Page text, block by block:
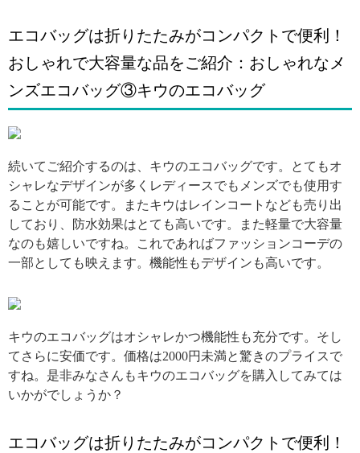
エコバッグは折りたたみがコンパクトで便利！
おしゃれで大容量な品をご紹介：おしゃれなメ
ンズエコバッグ③キウのエコバッグ
引用: https://img5.zozo.jp/goodsimages/026/29552026/29552026B_164_D_215.jpg
続いてご紹介するのは、キウのエコバッグです。とてもオ
シャレなデザインが多くレディースでもメンズでも使用す
ることが可能です。またキウはレインコートなども売り出
しており、防水効果はとても高いです。また軽量で大容量
なのも嬉しいですね。これであればファッションコーデの
一部としても映えます。機能性もデザインも高いです。
キウのエコバッグはオシャレかつ機能性も充分です。そし
てさらに安価です。価格は2000円未満と驚きのプライスで
すね。是非みなさんもキウのエコバッグを購入してみては
いかがでしょうか？
エコバッグは折りたたみがコンパクトで便利！